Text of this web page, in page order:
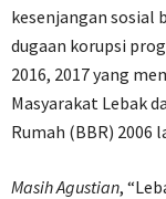
kesenjangan sosial
dugaan korupsi
2016, 2017 yang
Masyarakat Lebak
Rumah (BBR) 2006
Masih Agustian,